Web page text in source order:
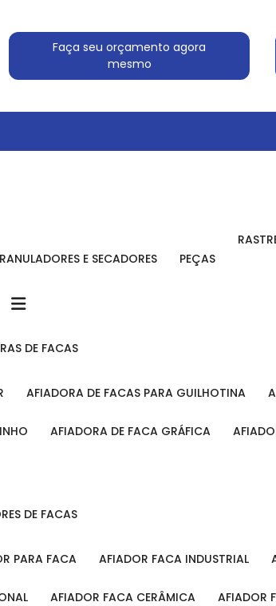
Faça seu orçamento agora
mesmo
GRANULADORES E SECADORES PEÇAS
DE FACAS
AFIADORA DE FACAS PARA GUILHOTINA
AFIADORA DE FACA GRÁFICA
DE FACAS
PARA FACA AFIADOR FACA INDUSTRIAL
AFIADOR FACA CERÂMICA